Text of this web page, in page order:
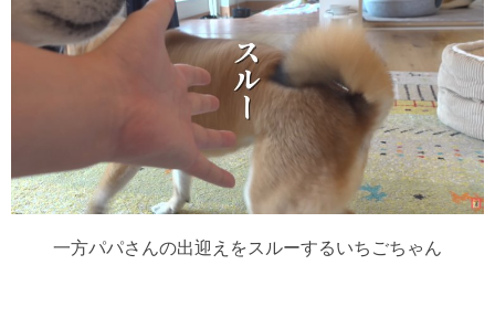
一方パパさんの出迎えをスルーするいちごちゃん